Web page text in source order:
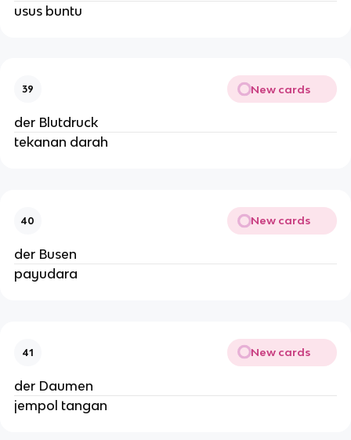
usus buntu
39 New cards
der Blutdruck
tekanan darah
40 New cards
der Busen
payudara
41 New cards
der Daumen
jempol tangan